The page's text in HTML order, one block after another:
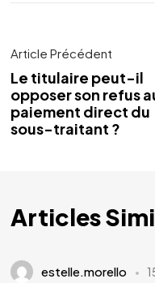
Article Précédent
Le titulaire peut-il
opposer son refus
paiement direct du
sous-traitant ?
Articles
estelle.morello